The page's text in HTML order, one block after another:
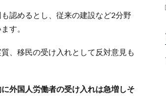
認めるとし、従来の建設など2分野
す。
、移民の受け入れとして反対意見も
外国人労働者の受け入れは急増しそ